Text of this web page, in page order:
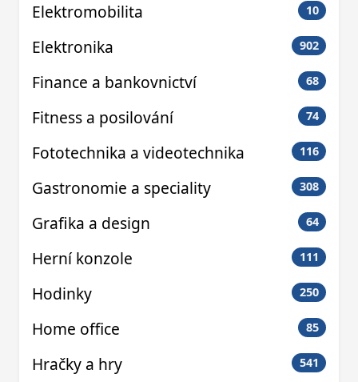
Elektromobilita 10
Elektronika 902
Finance a bankovnictví 68
Fitness a posilování 74
Fototechnika a videotechnika 116
Gastronomie a speciality 308
Grafika a design 64
Herní konzole 111
Hodinky 250
Home office 85
Hračky a hry 541